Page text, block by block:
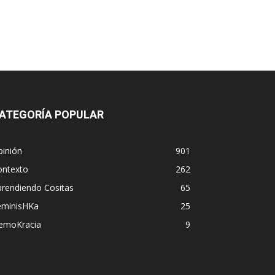
POPULAR
901
262
Cositas
65
25
9